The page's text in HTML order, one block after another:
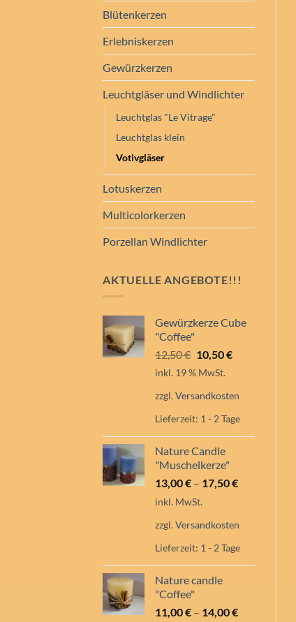
Blütenkerzen
Erlebniskerzen
Gewürzkerzen
Leuchtgläser und Windlichter
Leuchtglas "Le Vitrage"
Leuchtglas klein
Votivgläser
Lotuskerzen
Multicolorkerzen
Porzellan Windlichter
AKTUELLE ANGEBOTE!!!
Gewürzkerze Cube
"Coffee"
12,50€ Ursprünglicher
Preis
12,50 €
10,50€Aktueller
10,50 €.
inkl. 19 % MwSt.
zzgl.Versandkosten
Lieferzeit: 1 - 2 Tage
Nature Candle
"Muschelkerze"
13,00€ – 17,50€
inkl. MwSt.
zzgl.Versandkosten
Lieferzeit: 1 - 2 Tage
Nature candle
"Coffee"
11,00€ – 14,00€